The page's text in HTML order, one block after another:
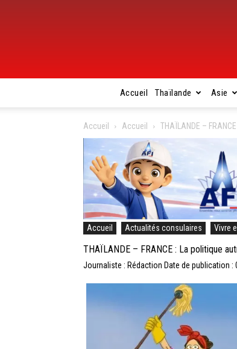
Accueil Thaïlande Asie
Accueil Accueil THAÏLANDE –
Accueil Actualités consulaires Vivre
THAÏLANDE – FRANCE : La politique
Journaliste : Rédaction Date de publication :